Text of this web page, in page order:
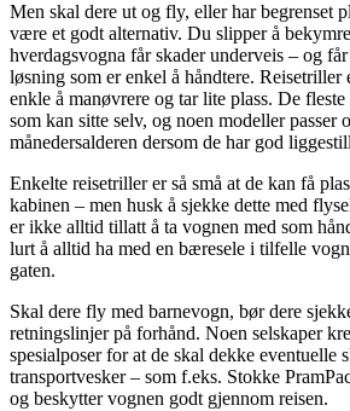
Men skal dere ut og fly, eller har begrenset
være et godt alternativ. Du slipper å
hverdagsvogna får skader underveis – og
løsning som er enkel å håndtere. Reisetriller
enkle å manøvrere og tar lite plass. De
som kan sitte selv, og noen modeller passer
månedersalderen dersom de har god
Enkelte reisetriller er så små at de kan få
kabinen – men husk å sjekke dette med
er ikke alltid tillatt å ta vognen med som
lurt å alltid ha med en bæresele i tilfelle
gaten.
Skal dere fly med barnevogn, bør dere
retningslinjer på forhånd. Noen selskaper
spesialposer for at de skal dekke eventuelle
transportvesker – som f.eks. Stokke
og beskytter vognen godt gjennom reisen.